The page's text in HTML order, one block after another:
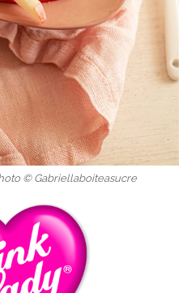
© Gabriellaboiteasucre